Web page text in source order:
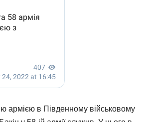
армією в Південному військовому